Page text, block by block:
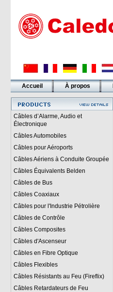
Accueil À propos
Liens
Câbles d’Alarme, Audio et
Électronique
Câbles Automobiles
Câbles pour Aéroports
Câbles Aériens à Conduite Groupée
Câbles Équivalents Belden
Câbles de Bus
Câbles Coaxiaux
Câbles pour l'Industrie Pétrolière
Câbles de Contrôle
Câbles Composites
Câbles d'Ascenseur
Câbles en Fibre Optique
Câbles Flexibles
Câbles Résistants au Feu (Fireflix)
Câbles Retardateurs de Feu